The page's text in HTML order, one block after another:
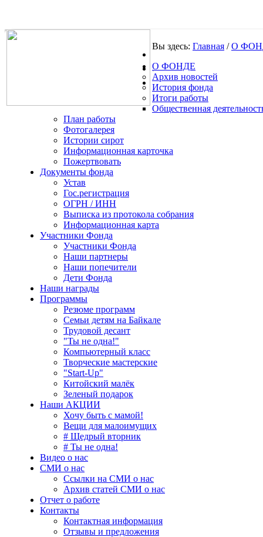
.
Вы здесь: Главная /О
О ФОНДЕ
Архив новостей
История фонда
Итоги работы
Общественная
План работы
Фотогалерея
Истории сирот
Информационная карточка
Пожертвовать
Документы фонда
Устав
Гос.регистрация
ОГРН / ИНН
Выписка из протокола собрания
Информационная карта
Участники Фонда
Участники Фонда
Наши партнеры
Наши попечители
Дети Фонда
Наши награды
Программы
Резюме программ
Семьи детям на Байкале
Трудовой десант
"Ты не одна!"
Компьютерный класс
Творческие мастерские
"Start-Up"
Китойский малёк
Зеленый подарок
Наши АКЦИИ
Хочу быть с мамой!
Вещи для малоимущих
# Щедрый вторник
# Ты не одна!
Видео о нас
СМИ о нас
Ссылки на СМИ о нас
Архив статей СМИ о нас
Отчет о работе
Контакты
Контактная информация
Отзывы и предложения